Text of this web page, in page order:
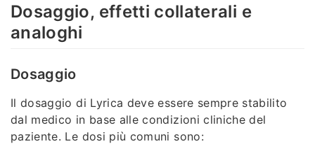
Dosaggio, effetti collaterali e
analoghi
Dosaggio
Il dosaggio di Lyrica deve essere sempre stabilito
dal medico in base alle condizioni cliniche del
paziente. Le dosi più comuni sono: